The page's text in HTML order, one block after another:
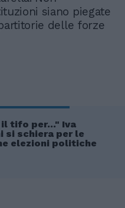
siano piegate
delle forze
tifo per..." Iva
si schiera per le
elezioni politiche